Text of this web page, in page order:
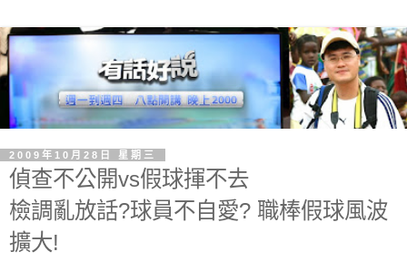
2009年10月28日 星期三
偵查不公開vs假球揮不去
檢調亂放話?球員不自愛? 職棒假球風波
擴大!